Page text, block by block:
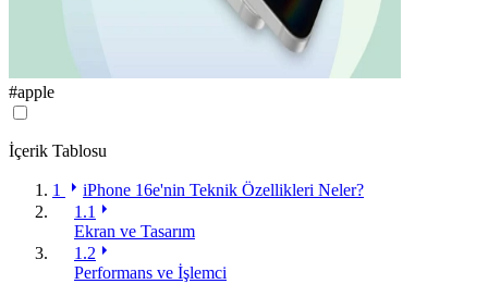
#apple
İçerik Tablosu
1
iPhone 16e'nin Teknik Özellikleri Neler?
1.1
Ekran ve Tasarım
1.2
Performans ve İşlemci